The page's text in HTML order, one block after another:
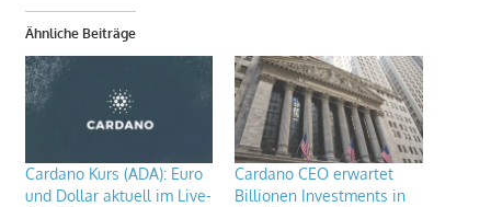
Ähnliche Beiträge
Cardano Kurs (ADA): Euro
und Dollar aktuell im Live-
Cardano CEO erwartet
Billionen Investments in